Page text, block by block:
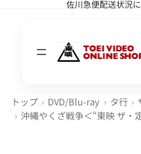
佐川急便配送状況
佐
トップ DVD/Blu-ray タ行
沖縄やくざ戦争＜“東映 ザ・